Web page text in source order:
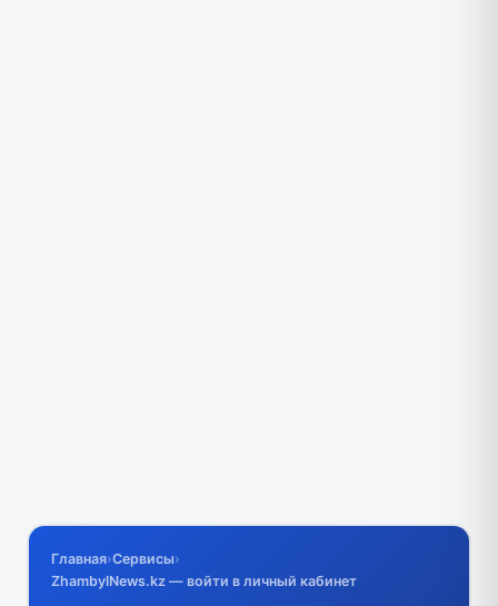
Главная›Сервисы›
ZhambylNews.kz — войти в личный кабинет